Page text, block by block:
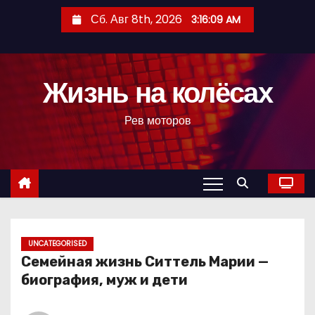
с
Сб. Авг 8th, 2026 3:16:10 AM
Жизнь на колёсах
Рев моторов
UNCATEGORISED
Семейная жизнь Ситтель Марии —
биография, муж и дети